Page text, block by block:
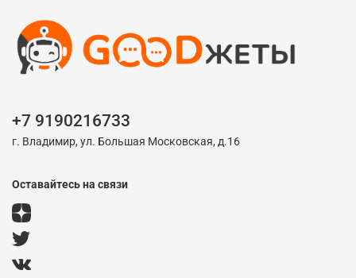
+7 9190216733
г. Владимир, ул. Большая Московская, д.16
Оставайтесь на связи